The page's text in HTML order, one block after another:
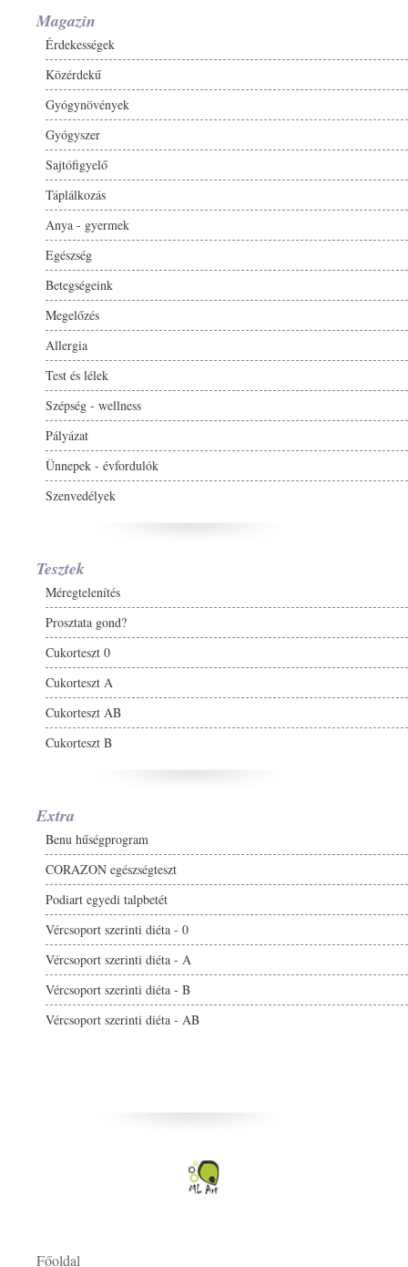
Magazin
Érdekességek
Közérdekű
Gyógynövények
Gyógyszer
Sajtófigyelő
Táplálkozás
Anya - gyermek
Egészség
Betegségeink
Megelőzés
Allergia
Test és lélek
Szépség - wellness
Pályázat
Ünnepek - évfordulók
Szenvedélyek
Tesztek
Méregtelenítés
Prosztata gond?
Cukorteszt 0
Cukorteszt A
Cukorteszt AB
Cukorteszt B
Extra
Benu hűségprogram
CORAZON egészségteszt
Podiart egyedi talpbetét
Vércsoport szerinti diéta - 0
Vércsoport szerinti diéta - A
Vércsoport szerinti diéta - B
Vércsoport szerinti diéta - AB
Főoldal